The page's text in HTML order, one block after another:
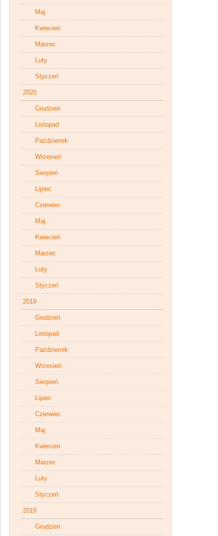
Maj
Kwiecień
Marzec
Luty
Styczeń
2020
Grudzień
Listopad
Październik
Wrzesień
Sierpień
Lipiec
Czerwiec
Maj
Kwiecień
Marzec
Luty
Styczeń
2019
Grudzień
Listopad
Październik
Wrzesień
Sierpień
Lipiec
Czerwiec
Maj
Kwiecień
Marzec
Luty
Styczeń
2018
Grudzień